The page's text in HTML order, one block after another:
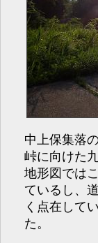
中上保集落
峠に向けた
地形図では
ているし、
く点在して
た。